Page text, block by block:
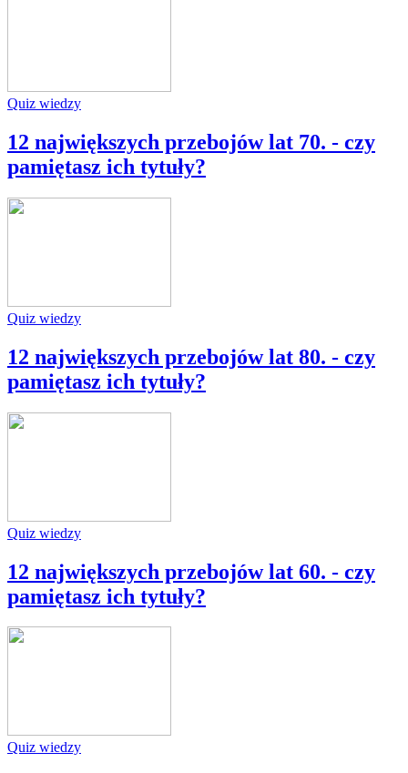
Quiz wiedzy
12 największych przebojów lat 70. - czy
pamiętasz ich tytuły?
Quiz wiedzy
12 największych przebojów lat 80. - czy
pamiętasz ich tytuły?
Quiz wiedzy
12 największych przebojów lat 60. - czy
pamiętasz ich tytuły?
Quiz wiedzy